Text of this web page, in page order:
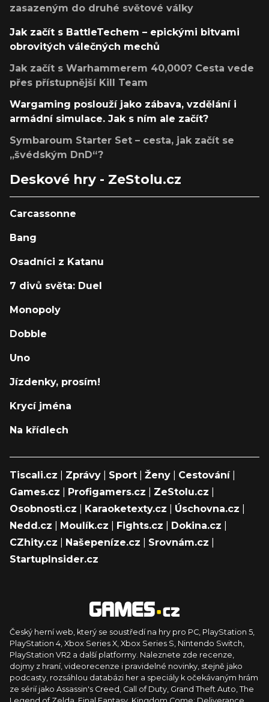
zasazeným do druhé světové války
Jak začít s BattleTechem – epickými bitvami
obrovitých válečných mechů
Jak začít s Warhammerem 40,000? Cesta vede
přes přístupnější Kill Team
Wargaming poslouží jako zábava, vzdělání i
armádní simulace. Jak s ním ale začít?
Symbaroum Starter Set – cesta, jak začít se
„švédským DnD“?
Deskové hry - ZeStolu.cz
Carcassonne
Bang
Osadníci z Katanu
7 divů světa: Duel
Monopoly
Dobble
Uno
Jízdenky, prosím!
Krycí jména
Na křídlech
Tiscali.cz Zprávy Sport Ženy Cestování|
Games.cz
Profigamers.cz ZeStolu.cz
Osobnosti.cz
Karaoketexty.cz Úschovna.cz
Nedd.cz
Moulík.cz Fights.cz Dokina.cz
CZhity.cz
Našepeníze.cz Srovnám.cz
StartupInsider.cz
Český herní web, který se soustředí na hry pro PC, PlayStation 5,
PlayStation 4, Xbox Series X, Xbox Series S, Nintendo Switch,
PlayStation VR2 a další platformy. Naleznete zde recenze,
dojmy z hraní, videorecenze i pravidelné novinky, stejně jako
podcasty, rozsáhlou databázi her a speciály k očekávaným hrám
ze sérií jako Assassin's Creed, Call of Duty, Grand Theft Auto, The